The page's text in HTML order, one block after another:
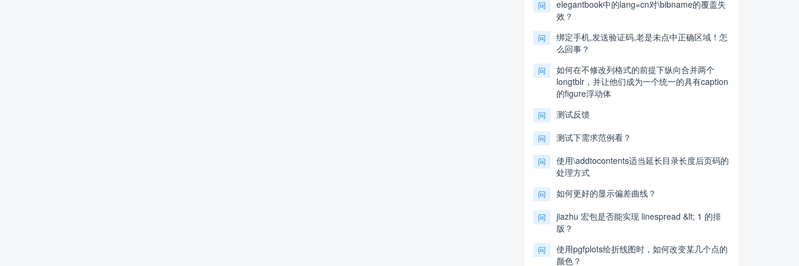
问
elegantbook中的lang=cn对\bibname的覆盖失
效？
问
绑定手机,发送验证码,老是未点中正确区域！怎
么回事？
问
如何在不修改列格式的前提下纵向合并两个
longtblr，并让他们成为一个统一的具有caption
的figure浮动体
问 测试反馈
问 测试下需求范例看？
问
使用\addtocontents适当延长目录长度后页码的
处理方式
问 如何更好的显示偏差曲线？
问
jiazhu 宏包是否能实现 linespread &lt; 1 的排
版？
问
使用pgfplots绘折线图时，如何改变某几个点的
颜色？